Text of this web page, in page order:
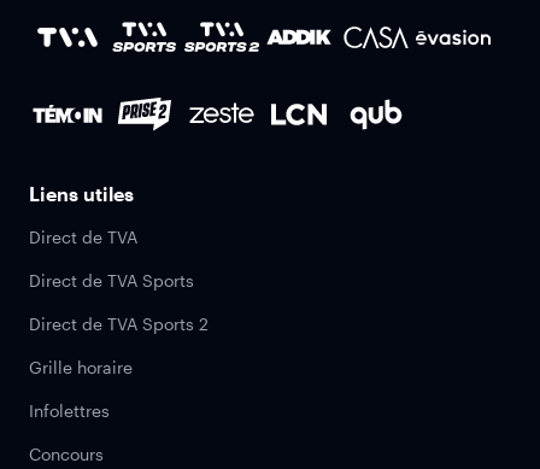
Liens utiles
Direct de TVA
Direct de TVA Sports
Direct de TVA Sports 2
Grille horaire
Infolettres
Concours